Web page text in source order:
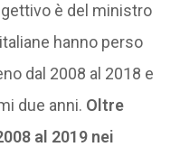
è del ministro
hanno perso
dal 2008 al 2018 e
due anni. Oltre
al 2019 nei